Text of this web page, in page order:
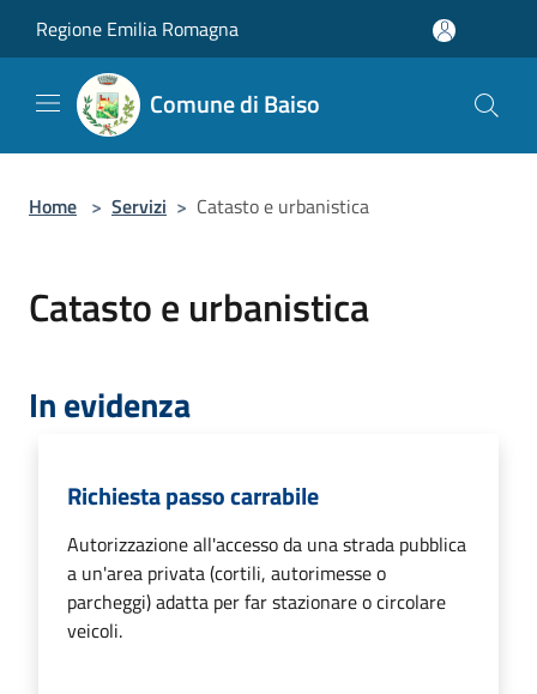
Regione Emilia Romagna
Comune di Baiso
Home > Servizi > Catasto e urbanistica
Catasto e urbanistica
In evidenza
Richiesta passo carrabile
Autorizzazione all'accesso da una strada pubblica
a un'area privata (cortili, autorimesse o
parcheggi) adatta per far stazionare o circolare
veicoli.